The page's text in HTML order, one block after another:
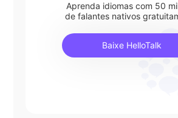
Aprenda idiomas com 50
de falantes nativos
Baixe HelloTalk